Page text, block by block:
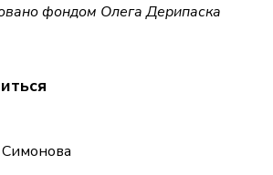
фондом Олега Дерипаска